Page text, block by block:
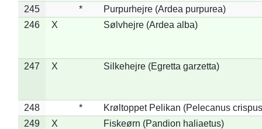
245 *
Purpurhejre (Ardea purpurea)
246
X Sølvhejre (Ardea alba)
247 X Silkehejre (Egretta garzetta)
248 *
Krøltoppet Pelikan (Pelecanus
249
X Fiskeørn (Pandion haliaetus)